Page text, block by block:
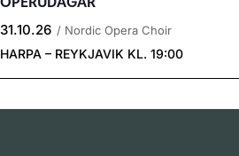
31.10.26 / Nordic Opera Choir
HARPA – REYKJAVIK KL. 19:00